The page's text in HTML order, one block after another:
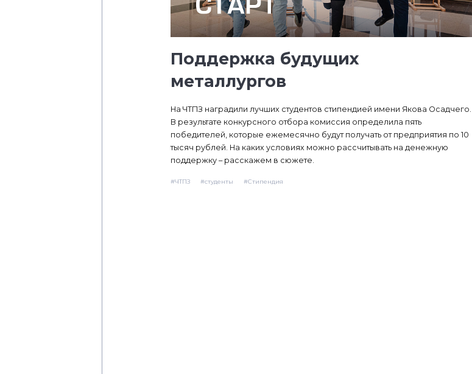
Поддержка будущих
металлургов
На ЧТПЗ наградили лучших студентов стипендией имени Якова Осадчего.
В результате конкурсного отбора комиссия определила пять
победителей, которые ежемесячно будут получать от предприятия по 10
тысяч рублей. На каких условиях можно рассчитывать на денежную
поддержку – расскажем в сюжете.
#ЧТПЗ #студенты #Стипендия